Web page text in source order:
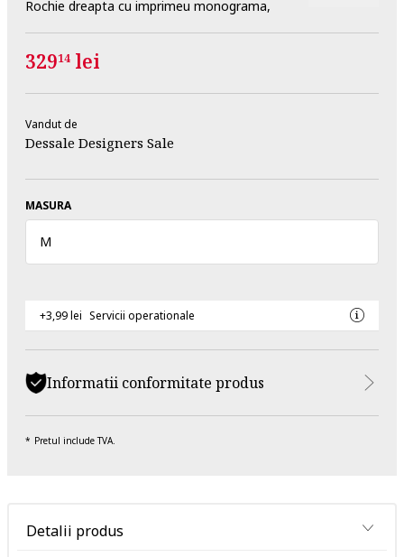
Rochie dreapta cu imprimeu monograma,
32914 lei
Vandut de
Dessale Designers Sale
MASURA
M
+3,99 lei Servicii operationale
Informatii conformitate produs
Pretul include TVA.
Detalii produs